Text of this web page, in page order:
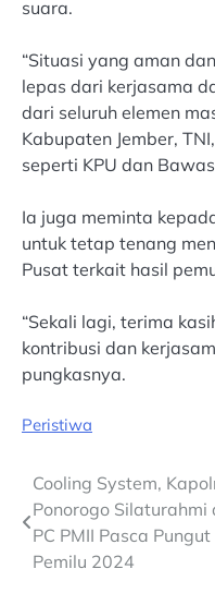
suara.
“Situasi yang aman
lepas dari kerjasama
dari seluruh elemen
Kabupaten Jember,
seperti KPU dan
Ia juga meminta
untuk tetap tenang
Pusat terkait hasil
“Sekali lagi, terima
kontribusi dan
pungkasnya.
Peristiwa
Post
navigation
Cooling System,
Ponorogo Silaturahmi
PC PMII Pasca
Pemilu 2024